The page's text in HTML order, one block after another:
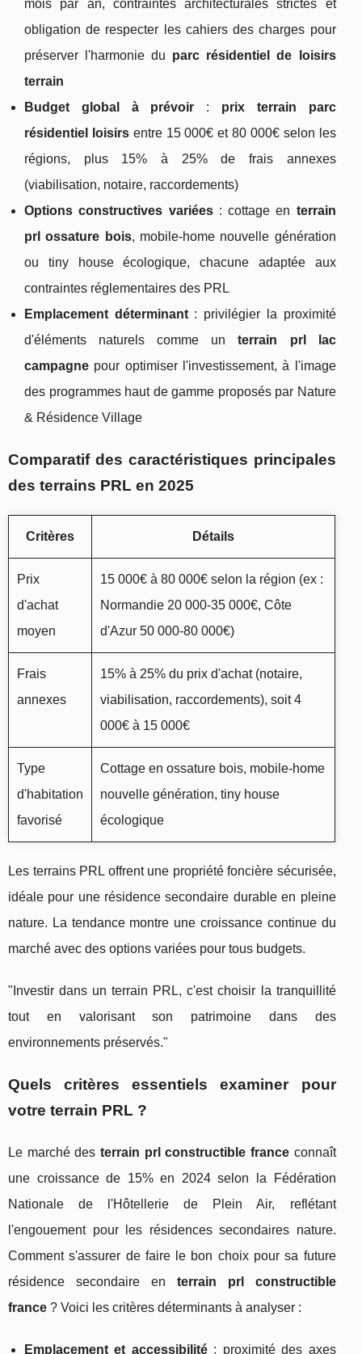
mois par an, contraintes architecturales strictes et
obligation de respecter les cahiers des charges pour
préserver l'harmonie du parc résidentiel de loisirs
terrain
Budget global à prévoir : prix terrain parc
résidentiel loisirsentre 15 000€ et 80 000€ selon les
régions, plus 15% à 25% de frais annexes
(viabilisation, notaire, raccordements)
Options constructives variées: cottage en terrain
prl ossature bois, mobile-home nouvelle génération
ou tiny house écologique, chacune adaptée aux
contraintes réglementaires des PRL
Emplacement déterminant: privilégier la proximité
d'éléments naturels comme unterrain prl lac
campagne pour optimiser l'investissement, à l'image
des programmes haut de gamme proposés par Nature
& Résidence Village
Comparatif des caractéristiques principales
des terrains PRL en 2025
Critères Détails
Prix
d'achat
moyen
15 000€ à 80 000€ selon la région (ex :
Normandie 20 000-35 000€, Côte
d'Azur 50 000-80 000€)
Frais
annexes
15% à 25% du prix d'achat (notaire,
viabilisation, raccordements), soit 4
000€ à 15 000€
Type
d'habitation
favorisé
Cottage en ossature bois, mobile-home
nouvelle génération, tiny house
écologique
Les terrains PRL offrent une propriété foncière sécurisée,
idéale pour une résidence secondaire durable en pleine
nature. La tendance montre une croissance continue du
marché avec des options variées pour tous budgets.
"Investir dans un terrain PRL, c'est choisir la tranquillité
tout en valorisant son patrimoine dans des
environnements préservés."
Quels critères essentiels examiner pour
votre terrain PRL ?
Le marché des terrain prl constructible franceconnaît
une croissance de 15% en 2024 selon la Fédération
Nationale de l'Hôtellerie de Plein Air, reflétant
l'engouement pour les résidences secondaires nature.
Comment s'assurer de faire le bon choix pour sa future
résidence secondaire en terrain prl constructible
france ? Voici les critères déterminants à analyser :
Emplacement et accessibilité: proximité des axes